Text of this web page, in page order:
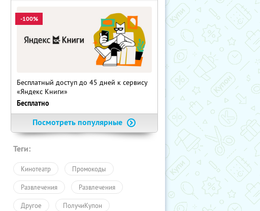
-100%
Бесплатный доступ до 45 дней к сервису
«Яндекс Книги»
Бесплатно
Посмотреть популярные
Теги:
Кинотеатр Промокоды
Развлечения Развлечения
Другое ПолучиКупон